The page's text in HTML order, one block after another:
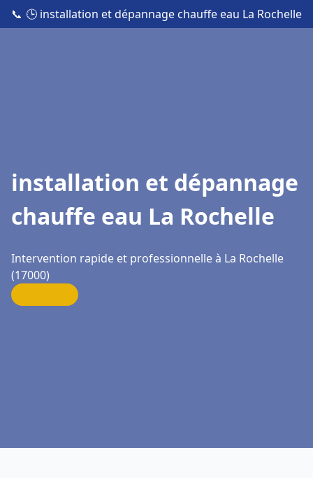
📞 🕒 installation et dépannage chauffe eau La Rochelle
installation et dépannage
chauffe eau La Rochelle
Intervention rapide et professionnelle à La Rochelle
(17000)